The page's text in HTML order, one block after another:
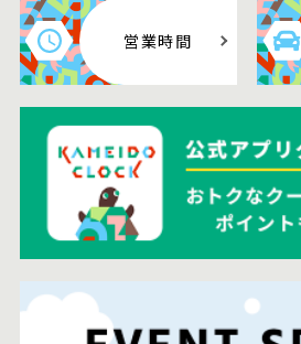
営業時間